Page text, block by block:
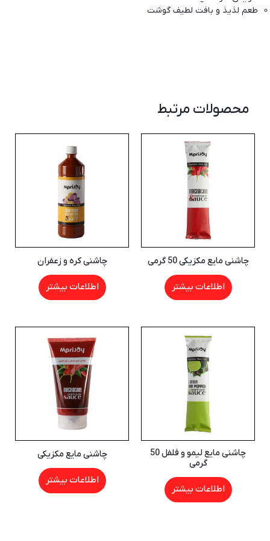
طعم لذیذ و بافت لطیف گوشت
محصولات مرتبط
چاشنی مایع مکزیکی 50 گرمی
اطلاعات بیشتر
چاشنی کره و زعفران
اطلاعات بیشتر
چاشنی مایع لیمو و فلفل 50
گرمی
اطلاعات بیشتر
چاشنی مایع مکزیکی
اطلاعات بیشتر